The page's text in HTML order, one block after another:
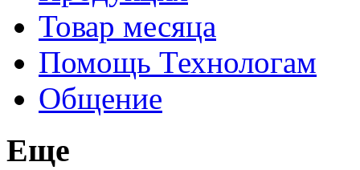
Товар месяца
Помощь Технологам
Общение
Еще